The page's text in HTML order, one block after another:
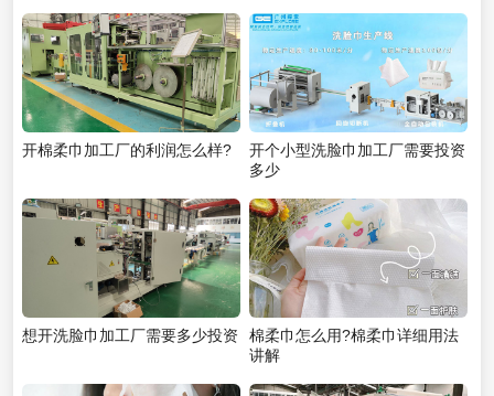
开棉柔巾加工厂的利润怎么样?
开个小型洗脸巾加工厂需要投资
多少
想开洗脸巾加工厂需要多少投资
棉柔巾怎么用?棉柔巾详细用法
讲解